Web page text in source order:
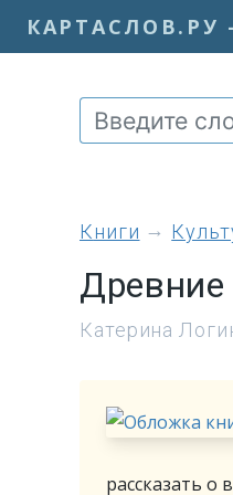
КАРТАСЛОВ.РУ
книги
Катерина
рассказать о